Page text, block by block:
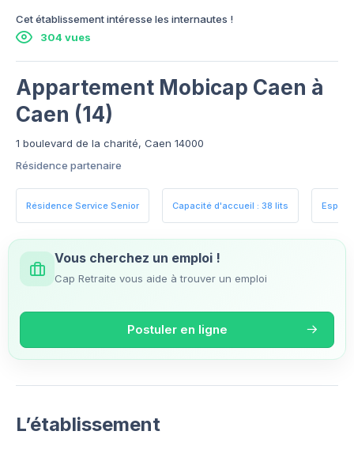
Cet établissement intéresse les internautes !
304 vues
Appartement Mobicap Caen à
Caen (14)
1 boulevard de la charité, Caen 14000
Résidence partenaire
Résidence Service Senior Capacité d'accueil : 38 lits
Vous cherchez un emploi !
Cap Retraite vous aide à trouver un emploi
Postuler en ligne
L’établissement